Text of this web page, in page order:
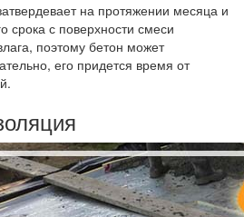
на протяжении месяца и
срока с поверхности смеси
поэтому бетон может
его придется время от